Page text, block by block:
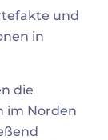
und
in
die
im Norden